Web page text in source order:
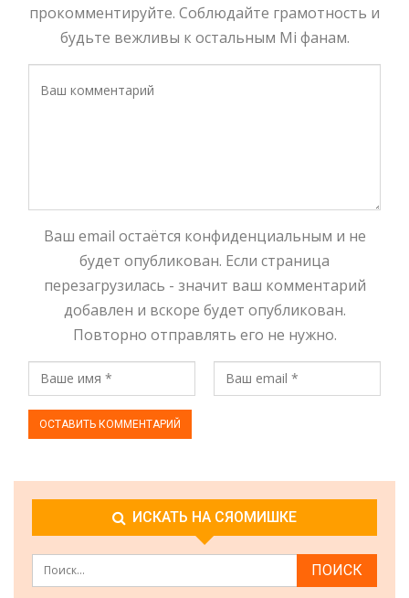
прокомментируйте. Соблюдайте грамотность и
будьте вежливы к остальным Mi фанам.
Ваш email остаётся конфиденциальным и не
будет опубликован. Если страница
перезагрузилась - значит ваш комментарий
добавлен и вскоре будет опубликован.
Повторно отправлять его не нужно.
ИСКАТЬ НА СЯОМИШКЕ